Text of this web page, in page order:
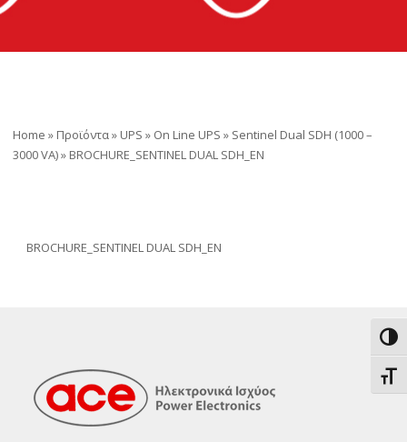
Home » Προϊόντα» UPS » On Line UPS » Sentinel Dual SDH (1000 –
3000 VA)» BROCHURE_SENTINEL DUAL SDH_EN
BROCHURE_SENTINEL DUAL SDH_EN